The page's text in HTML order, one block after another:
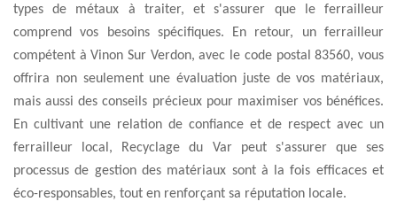
types de métaux à traiter, et s'assurer que le ferrailleur
comprend vos besoins spécifiques. En retour, un ferrailleur
compétent à Vinon Sur Verdon, avec le code postal 83560, vous
offrira non seulement une évaluation juste de vos matériaux,
mais aussi des conseils précieux pour maximiser vos bénéfices.
En cultivant une relation de confiance et de respect avec un
ferrailleur local, Recyclage du Var peut s'assurer que ses
processus de gestion des matériaux sont à la fois efficaces et
éco-responsables, tout en renforçant sa réputation locale.